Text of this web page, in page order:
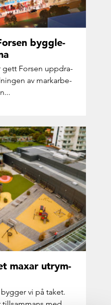
bygg­le­
gett For­sen upp­dra­
av mark­ar­be­
maxar ut­rym­
vi på taket.